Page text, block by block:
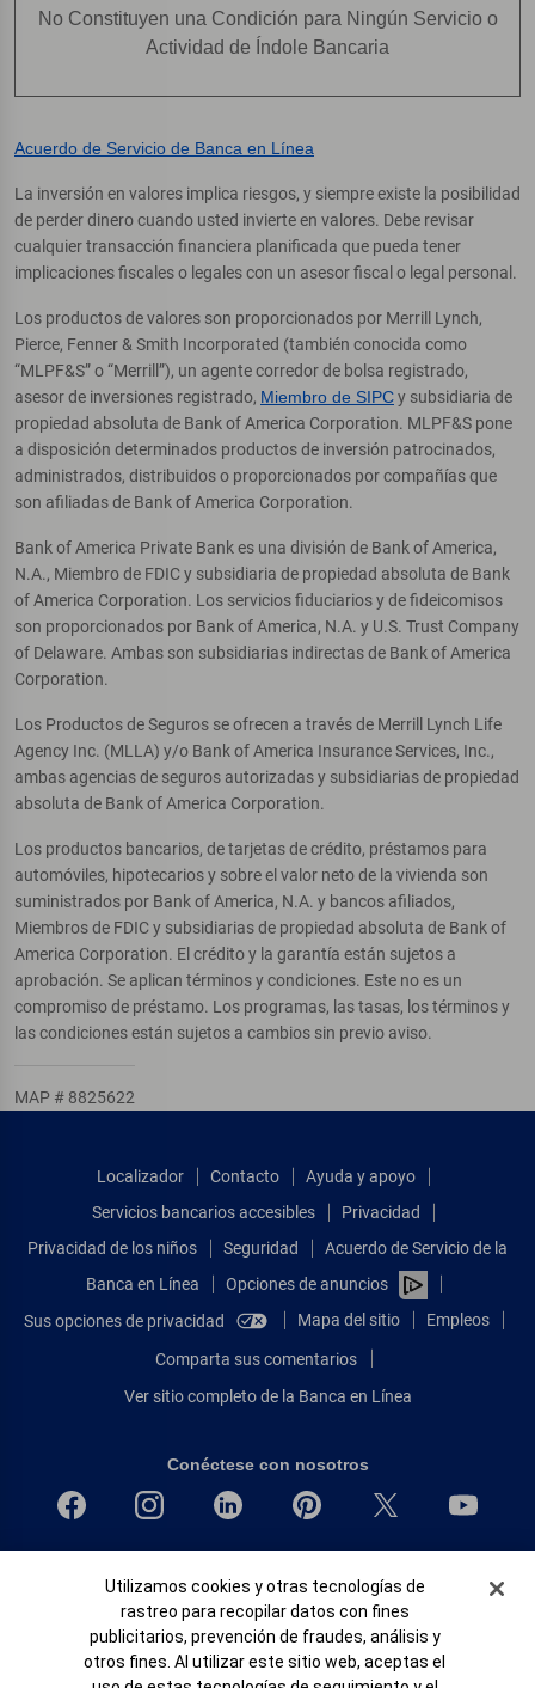
No Constituyen una Condición para Ningún Servicio o
Actividad de Índole Bancaria
Acuerdo de Servicio de Banca en Línea
La inversión en valores implica riesgos, y siempre existe la posibilidad
de perder dinero cuando usted invierte en valores. Debe revisar
cualquier transacción financiera planificada que pueda tener
implicaciones fiscales o legales con un asesor fiscal o legal personal.
Los productos de valores son proporcionados por Merrill Lynch,
Pierce, Fenner & Smith Incorporated (también conocida como
“MLPF&S” o “Merrill”), un agente corredor de bolsa registrado,
asesor de inversiones registrado, Miembro de SIPCy subsidiaria de
propiedad absoluta de Bank of America Corporation. MLPF&S pone
a disposición determinados productos de inversión patrocinados,
administrados, distribuidos o proporcionados por compañías que
son afiliadas de Bank of America Corporation.
Bank of America Private Bank es una división de Bank of America,
N.A., Miembro de FDIC y subsidiaria de propiedad absoluta de Bank
of America Corporation. Los servicios fiduciarios y de fideicomisos
son proporcionados por Bank of America, N.A. y U.S. Trust Company
of Delaware. Ambas son subsidiarias indirectas de Bank of America
Corporation.
Los Productos de Seguros se ofrecen a través de Merrill Lynch Life
Agency Inc. (MLLA) y/o Bank of America Insurance Services, Inc.,
ambas agencias de seguros autorizadas y subsidiarias de propiedad
absoluta de Bank of America Corporation.
Los productos bancarios, de tarjetas de crédito, préstamos para
automóviles, hipotecarios y sobre el valor neto de la vivienda son
suministrados por Bank of America, N.A. y bancos afiliados,
Miembros de FDIC y subsidiarias de propiedad absoluta de Bank of
America Corporation. El crédito y la garantía están sujetos a
aprobación. Se aplican términos y condiciones. Este no es un
compromiso de préstamo. Los programas, las tasas, los términos y
las condiciones están sujetos a cambios sin previo aviso.
MAP # 8825622
Localizador Contacto
Ayuda y apoyo
Servicios bancarios accesibles
Privacidad
Privacidad de los niños
Seguridad
Acuerdo de Servicio de la
Banca en Línea
Opciones de anuncios
Sus opciones de privacidad
Mapa del sitio Empleos
Comparta sus comentarios
Ver sitio completo de la Banca en Línea
Conéctese con nosotros
Igualdad de oportunidades en préstamos para viviendas
© 2026 Bank of America Corporation.
Todos Los Derechos Reservados.
Patente: patents.bankofamerica.com
Banner de Cookies
Utilizamos cookies y otras tecnologías de
rastreo para recopilar datos con fines
publicitarios, prevención de fraudes, análisis y
otros fines. Al utilizar este sitio web, aceptas el